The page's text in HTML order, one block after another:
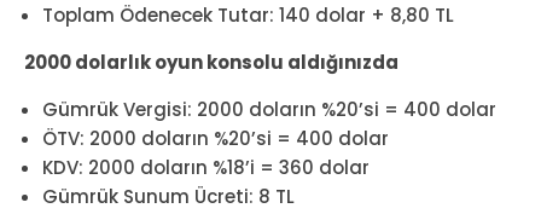
Toplam Ödenecek Tutar: 140 dolar + 8,80 TL
2000 dolarlık oyun konsolu aldığınızda
Gümrük Vergisi: 2000 doların %20’si = 400 dolar
ÖTV: 2000 doların %20’si = 400 dolar
KDV: 2000 doların %18’i = 360 dolar
Gümrük Sunum Ücreti: 8 TL